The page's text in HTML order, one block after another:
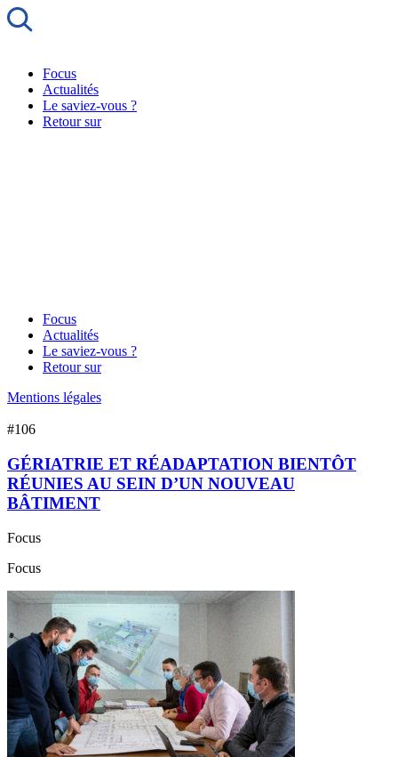
Focus
Actualités
Le saviez-vous ?
Retour sur
Focus
Actualités
Le saviez-vous ?
Retour sur
Mentions légales
#106
GÉRIATRIE ET RÉADAPTATION BIENTÔT
RÉUNIES AU SEIN D’UN NOUVEAU
BÂTIMENT
Focus
Focus